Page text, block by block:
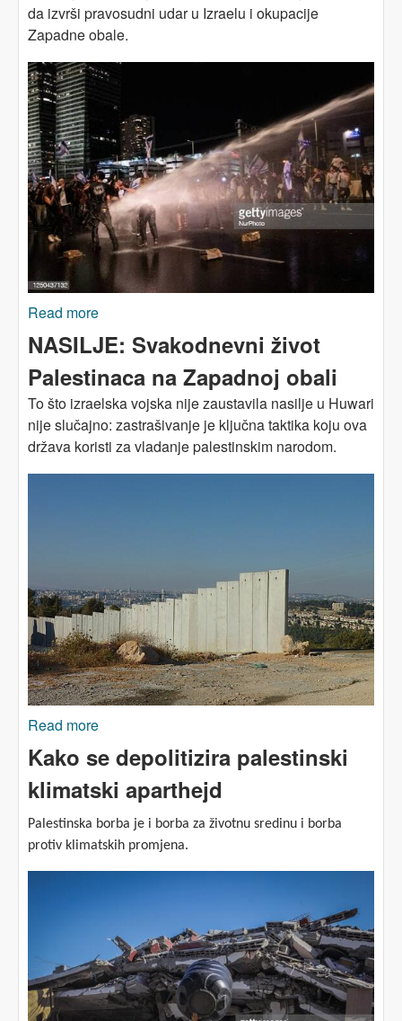
da izvrši pravosudni udar u Izraelu i okupacije
Zapadne obale.
Read more
NASILJE: Svakodnevni život
Palestinaca na Zapadnoj obali
To što izraelska vojska nije zaustavila nasilje u Huwari
nije slučajno: zastrašivanje je ključna taktika koju ova
država koristi za vladanje palestinskim narodom.
Read more
na Zapadnoj obali
Kako se depolitizira palestinski
klimatski aparthejd
Palestinska borba je i borba za životnu sredinu i borba
protiv klimatskih promjena.